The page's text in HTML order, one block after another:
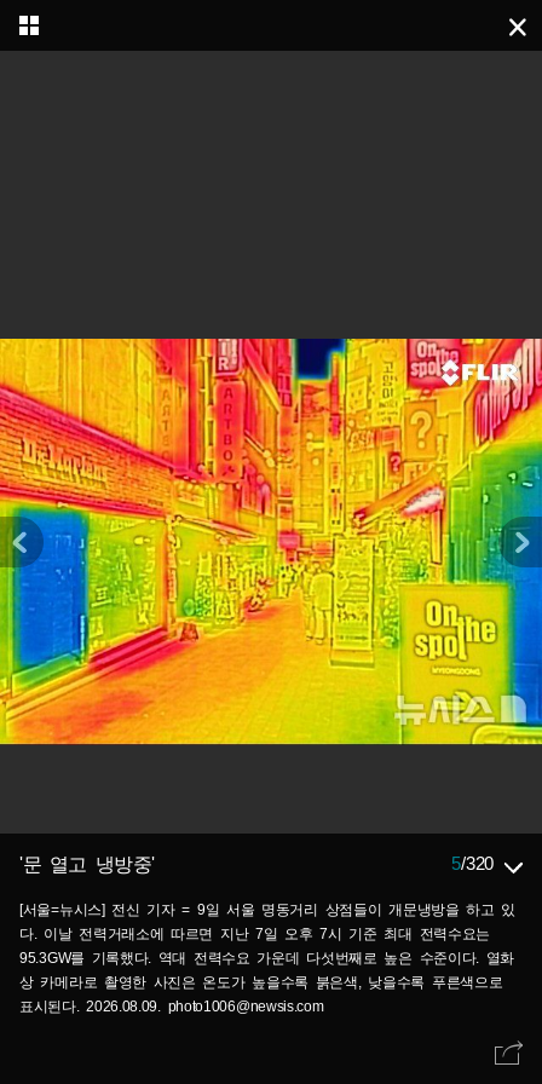
'문 열고 냉방중' 5/320
[서울=뉴시스] 전신 기자 = 9일 서울 명동거리 상점들이 개문냉방을 하고 있
다. 이날 전력거래소에 따르면 지난 7일 오후 7시 기준 최대 전력수요는
95.3GW를 기록했다. 역대 전력수요 가운데 다섯번째로 높은 수준이다. 열화
상 카메라로 촬영한 사진은 온도가 높을수록 붉은색, 낮을수록 푸른색으로
표시된다. 2026.08.09. photo1006@newsis.com